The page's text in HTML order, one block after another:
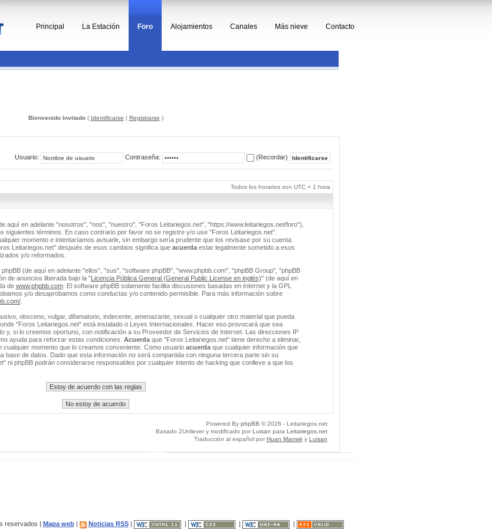
Principal La Estación Foro Alojamientos Canales Más nieve Contacto
Bienvenido Invitado( Identificarse | Registrarse )
Usuario: Contraseña: (Recordar)
Todos los horarios son UTC + 1 hora
aquí en adelante "nosotros", "nos", "nuestro", "Foros Leitariegos.net", "https://www.leitariegos.net/foro"),
siguientes términos. En caso contrario por favor no se registre y/o use "Foros Leitariegos.net".
momento e intentaríamos avisarle, sin embargo sería prudente que los revisase por su cuenta
Leitariegos.net" después de esos cambios significa que acuerdaestar legalmente sometido a esos
y/o reformados.
(de aquí en adelante "ellos", "sus", "software phpBB", "www.phpbb.com", "phpBB Group", "phpBB
de anuncios liberada bajo la "Licencia Pública General (General Public License en inglés)" (de aquí en
de www.phpbb.com. El software phpBB solamente facilita discusiones basadas en Internet y la GPL
y/o desaprobamos como conductas y/o contenido permisible. Para más información sobre
.
obsceno, vulgar, difamatorio, indecente, amenazante, sexual o cualquier otro material que pueda
"Foros Leitariegos.net" está instalado o Leyes Internacionales. Hacer eso provocará que sea
y, si lo creemos oportuno, con notificación a su Proveedor de Servicios de Internet. Las direcciones IP
ayuda para reforzar estas condiciones. Acuerdaque "Foros Leitariegos.net" tiene derecho a eliminar,
momento que lo creamos conveniente. Como usuario acuerdaque cualquier información que
base de datos. Dado que esta información no será compartida con ninguna tercera parte sin su
ni phpBB podrán considerarse responsables por cualquier intento de hacking que conlleve a que los
Powered By phpBB © 2026 - Leitariegos.net
Basado 2Unilever y modificado por Luisan para Leitariegos.net
Traducción al español por Huan Manwë y Luisan
reservados | Mapa web| Noticias RSS|